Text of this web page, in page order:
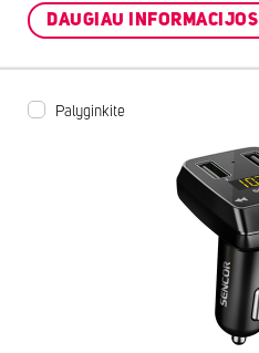
DAUGIAU INFORMACIJOS
Palyginkite